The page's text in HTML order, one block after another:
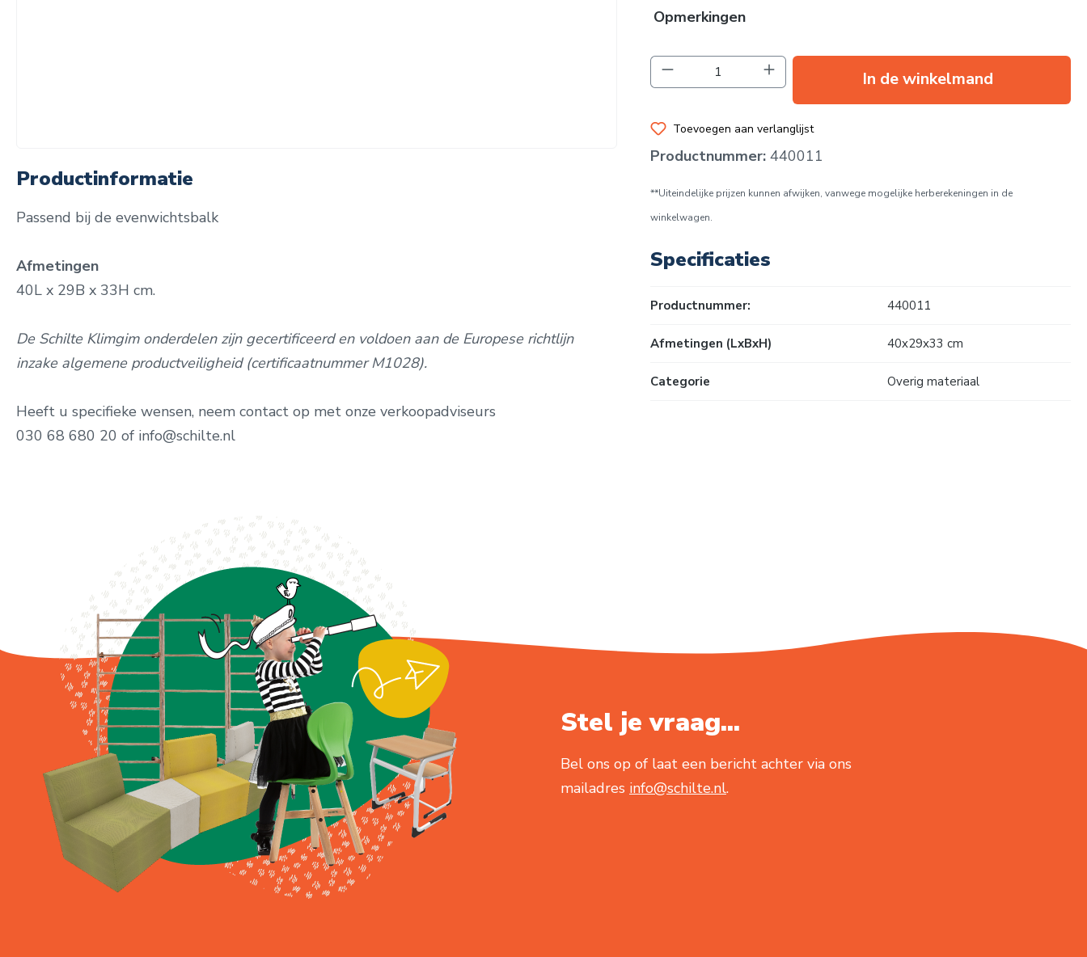
Productinformatie
Passend bij de evenwichtsbalk
Afmetingen
40L x 29B x 33H cm.
De Schilte Klimgim onderdelen zijn gecertificeerd en voldoen aan de Europese richtlijn
inzake algemene productveiligheid (certificaatnummer M1028).
Heeft u specifieke wensen, neem contact op met onze verkoopadviseurs
030 68 680 20 of info@schilte.nl
Opmerkingen
Producthoeveelheid: Voer de gewenste
In de winkelmand
Toevoegen aan verlanglijst
Productnummer: 440011
**Uiteindelijke prijzen kunnen afwijken, vanwege mogelijke herberekeningen in de
winkelwagen.
Specificaties
Productnummer: 440011
Afmetingen (LxBxH) 40x29x33 cm
Categorie Overig materiaal
Stel je vraag...
Bel ons op of laat een bericht achter via ons
mailadres info@schilte.nl.